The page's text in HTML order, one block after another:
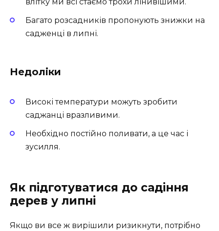
Багато розсадників пропонують знижки на
садженці в липні.
Недоліки
Високі температури можуть зробити
саджанці вразливими.
Необхідно постійно поливати, а це час і
зусилля.
Як підготуватися до садіння
дерев у липні
Якщо ви все ж вирішили ризикнути, потрібно